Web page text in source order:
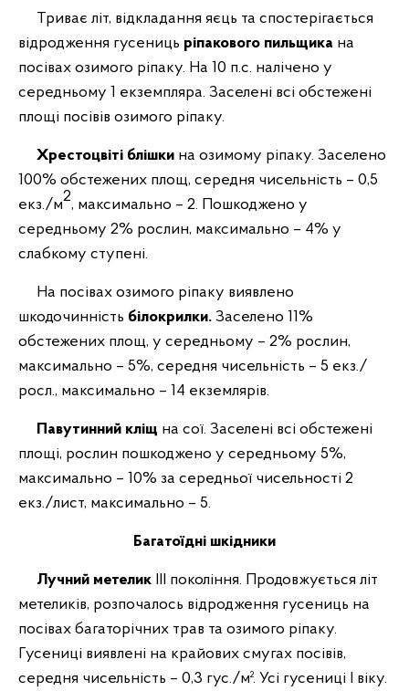
Триває літ, відкладання яєць та спостерігається
відродження гусениць ріпакового пильщика на
посівах озимого ріпаку. На 10 п.с. налічено у
середньому 1 екземпляра. Заселені всі обстежені
площі посівів озимого ріпаку.
Хрестоцвіті блішки на озимому ріпаку. Заселено
100% обстежених площ, середня чисельність – 0,5
екз./м2, максимально – 2. Пошкоджено у
середньому 2% рослин, максимально – 4% у
слабкому ступені.
На посівах озимого ріпаку виявлено
шкодочинність білокрилки. Заселено 11%
обстежених площ, у середньому – 2% рослин,
максимально – 5%, середня чисельність – 5 екз./
росл., максимально – 14 екземлярів.
Павутинний кліщ на сої. Заселені всі обстежені
площі, рослин пошкоджено у середньому 5%,
максимально – 10% за середньої чисельності 2
екз./лист, максимально – 5.
Багатоїдні шкідники
Лучний метелик ІІІ покоління. Продовжується літ
метеликів, розпочалось відродження гусениць на
посівах багаторічних трав та озимого ріпаку.
Гусениці виявлені на крайових смугах посівів,
середня чисельність – 0,3 гус./м². Усі гусениці І віку.